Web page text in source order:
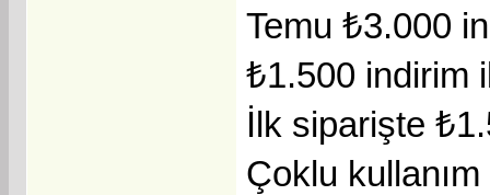
Temu ₺3.000
₺1.500 indirim
İlk siparişte
Çoklu